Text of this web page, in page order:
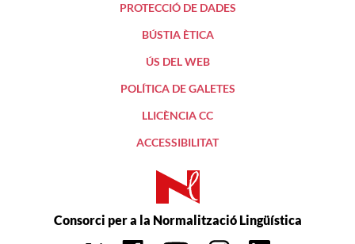
PROTECCIÓ DE DADES
BÚSTIA ÈTICA
ÚS DEL WEB
POLÍTICA DE GALETES
LLICÈNCIA CC
ACCESSIBILITAT
Consorci per a la Normalització Lingüística